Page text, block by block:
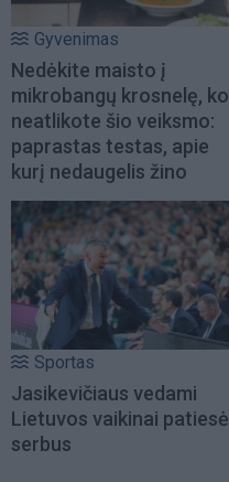
Gyvenimas
Nedėkite maisto į
mikrobangų krosnelę, kol
neatlikote šio veiksmo:
paprastas testas, apie
kurį nedaugelis žino
Sportas
Jasikevičiaus vedami
Lietuvos vaikinai patiesė
serbus